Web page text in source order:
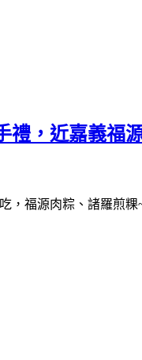
禮，近嘉義福
，福源肉粽、諸羅煎